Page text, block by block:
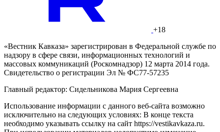
+18
«Вестник Кавказа» зарегистрирован в Федеральной службе по
надзору в сфере связи, информационных технологий и
массовых коммуникаций (Роскомнадзор) 12 марта 2014 года.
Свидетельство о регистрации Эл № ФС77-57235
Главный редактор: Сидельникова Мария Сергеевна
Использование информации с данного веб-сайта возможно
исключительно на следующих условиях: В конце текста
необходимо указывать ссылку на сайт https://vestikavkaza.ru.